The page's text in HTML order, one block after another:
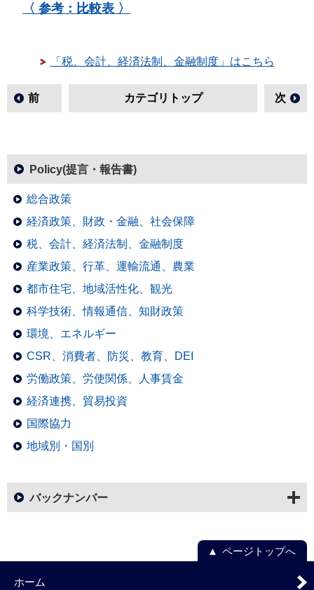
〈 参考：比較表 〉
「税、会計、経済法制、金融制度」はこちら
前 カテゴリトップ 次
Policy(提言・報告書)
総合政策
経済政策、財政・金融、社会保障
税、会計、経済法制、金融制度
産業政策、行革、運輸流通、農業
都市住宅、地域活性化、観光
科学技術、情報通信、知財政策
環境、エネルギー
CSR、消費者、防災、教育、DEI
労働政策、労使関係、人事賃金
経済連携、貿易投資
国際協力
地域別・国別
バックナンバー
ページトップへ
ホーム